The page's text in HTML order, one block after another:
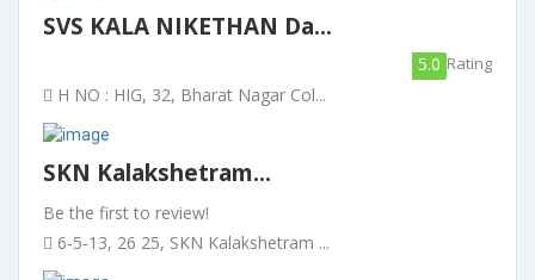
SVS KALA NIKETHAN Da...
5.0 Rating
H NO : HIG, 32, Bharat Nagar Col...
SKN Kalakshetram...
Be the first to review!
6-5-13, 26 25, SKN Kalakshetram ...